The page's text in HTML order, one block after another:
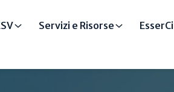
Servizi e Risorse EsserCi